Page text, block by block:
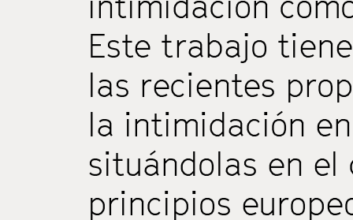
Este trabajo
las recientes
la intimidación
situándolas en
principios